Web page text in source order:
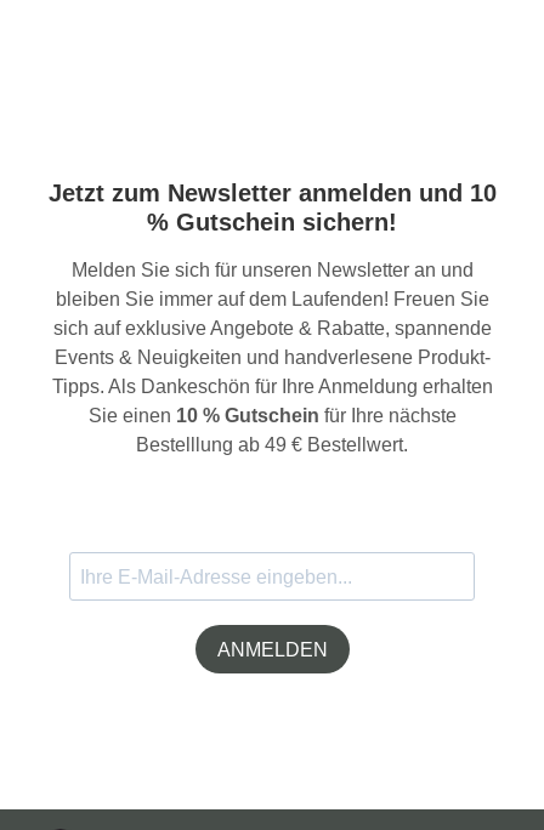
Jetzt zum Newsletter anmelden und 10
% Gutschein sichern!
Melden Sie sich für unseren Newsletter an und
bleiben Sie immer auf dem Laufenden! Freuen Sie
sich auf exklusive Angebote & Rabatte, spannende
Events & Neuigkeiten und handverlesene Produkt-
Tipps. Als Dankeschön für Ihre Anmeldung erhalten
Sie einen 10 % Gutschein für Ihre nächste
Bestelllung ab 49 € Bestellwert.
ANMELDEN